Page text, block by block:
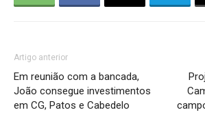
Artigo anterior
Em reunião com a bancada,
João consegue investimentos
em CG, Patos e Cabedelo